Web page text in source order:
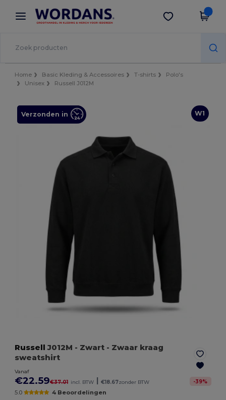
× Wordans-app
Betere prijzen in de app!
Download app
Home Basic Kleding & Accessoires T-shirts
Polo's
Unisex
Russell J012M
W1
Verzonden in
Russell J012M - Zwart - Zwaar kraag
sweatshirt
Vanaf
€22.59€37.01 incl. BTW | €18.67zonder BTW -39%
5.0 4 Beoordelingen